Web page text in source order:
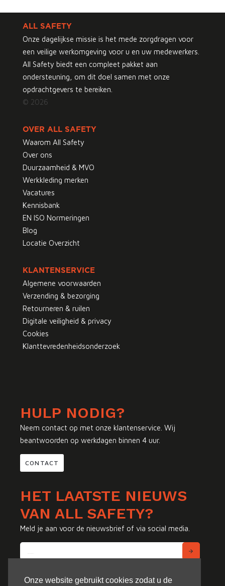
Onze website gebruikt cookies zodat u de
ALL SAFETY
Onze dagelijkse missie is het mede zorgdragen voor
een veilige werkomgeving voor u en uw medewerkers.
All Safety biedt een compleet pakket aan
ondersteuning, om dit doel samen met onze
opdrachtgevers te bereiken.
© 2026
OVER ALL SAFETY
Waarom All Safety
Over ons
Duurzaamheid & MVO
Werkkleding merken
Vacatures
Kennisbank
EN ISO Normeringen
Blog
Locatie Overzicht
KLANTENSERVICE
Algemene voorwaarden
Verzending & bezorging
Retourneren & ruilen
Digitale veiligheid & privacy
Cookies
Klanttevredenheidsonderzoek
HULP NODIG?
Neem contact op met onze klantenservice. Wij
beantwoorden op werkdagen binnen 4 uur.
CONTACT
HET LAATSTE NIEUWS
VAN ALL SAFETY?
Meld je aan voor de nieuwsbrief of via social media.